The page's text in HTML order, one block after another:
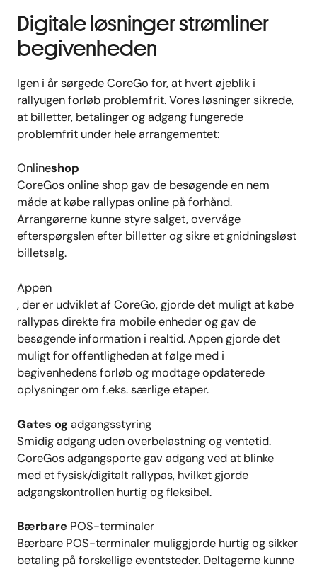
Digitale løsninger strømliner
begivenheden
Igen i år sørgede CoreGo for, at hvert øjeblik i
rallyugen forløb problemfrit. Vores løsninger sikrede,
at billetter, betalinger og adgang fungerede
problemfrit under hele arrangementet:
Onlineshop
CoreGosonline shopgav de besøgende en nem
måde at købe rallypas online på forhånd.
Arrangørerne kunne styre salget, overvåge
efterspørgslen efter billetter og sikre et gnidningsløst
billetsalg.
Appen
, der er udviklet af CoreGo, gjorde det muligt at købe
rallypas direkte fra mobile enheder og gav de
besøgende information i realtid. Appen gjorde det
muligt for offentligheden at følge med i
begivenhedens forløb og modtage opdaterede
oplysninger om f.eks. særlige etaper.
Gates og adgangsstyring
Smidig adgang uden overbelastning og ventetid.
CoreGos adgangsportegav adgang ved at blinke
med et fysisk/digitalt rallypas, hvilket gjorde
adgangskontrollen hurtig og fleksibel.
Bærbare POS-terminaler
Bærbare POS-terminaler muliggjorde hurtig og sikker
betaling på forskellige eventsteder. Deltagerne kunne